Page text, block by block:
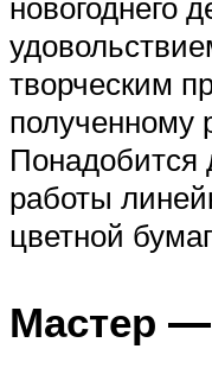
творческим
полученному
Понадобится
работы
цветной
Мастер